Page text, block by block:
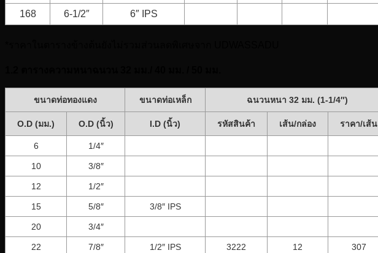
168 6-1/2″ 6″ IPS
ขนาดท่อทองแดง ขนาดท่อเหล็ก ฉนวนหนา 32 มม. (1-1/4″)
O.D (มม.) O.D (นิ้ว) I.D (นิ้ว) รหัสสินค้า เส้น/กล่อง ราคา/เส้น
6 1/4″
10 3/8″
12 1/2″
15 5/8″ 3/8″ IPS
20 3/4″
22 7/8″ 1/2″ IPS 3222 12 307